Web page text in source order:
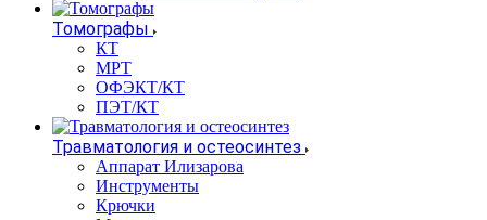
Томографы
КТ
МРТ
ОФЭКТ/КТ
ПЭТ/КТ
Травматология и остеосинтез
Аппарат Илизарова
Инструменты
Крючки